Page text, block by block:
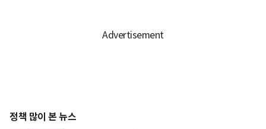
정책 많이 본 뉴스